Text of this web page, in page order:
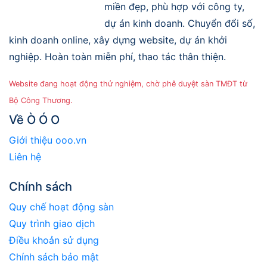
miền đẹp, phù hợp với công ty,
dự án kinh doanh. Chuyển đổi số,
kinh doanh online, xây dựng website, dự án khởi
nghiệp. Hoàn toàn miễn phí, thao tác thân thiện.
Website đang hoạt động thử nghiệm, chờ phê duyệt sàn TMĐT từ
Bộ Công Thương.
Về Ò Ó O
Giới thiệu ooo.vn
Liên hệ
Chính sách
Quy chế hoạt động sàn
Quy trình giao dịch
Điều khoản sử dụng
Chính sách bảo mật